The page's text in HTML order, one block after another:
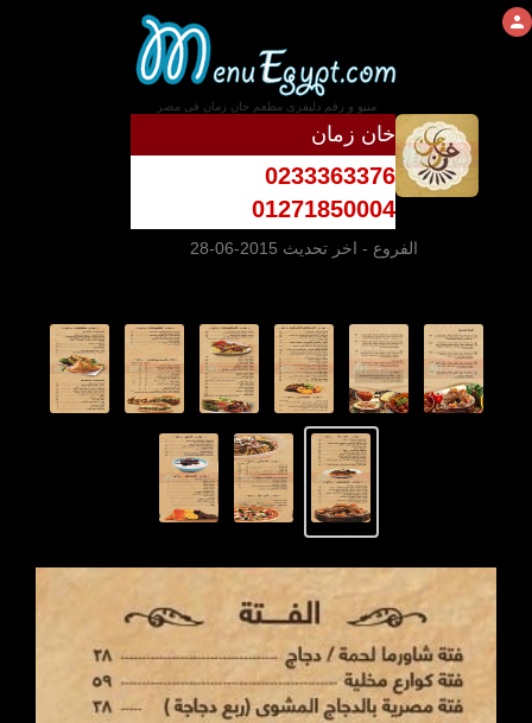
منيو و رقم دليفرى مطعم خان زمان فى مصر
خان زمان
0233363376
01271850004
الفروع - اخر تحديث 2015-06-28